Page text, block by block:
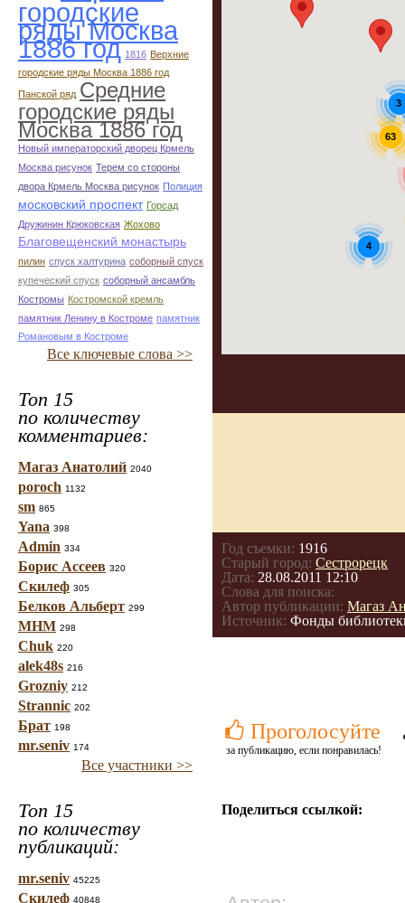
городские
ряды Москва
1886 год 1816 Верхние
городские ряды Москва 1886 год
Панской ряд Средние
городские ряды
Москва 1886 год
Новый императорский дворец Крмель
Москва рисунок Терем со стороны
двора Крмель Москва рисунок Полиция
московский проспект Горсад
Дружинин Крюковская Жохово
Благовещенский монастырь
пилин спуск халтурина соборный спуск
купеческий спуск соборный ансамбль
Костромы Костромской кремль
памятник Ленину в Костроме памятник
Романовым в Костроме
Все ключевые слова >>
Топ 15
по количеству
комментариев:
Магаз Анатолий 2040
poroch 1132
sm 865
Yana 398
Admin 334
Борис Ассеев 320
Скилеф 305
Белков Альберт 299
МНМ 298
Chuk 220
alek48s 216
Grozniy 212
Strannic 202
Брат 198
mr.seniv 174
Все участники >>
Топ 15
по количеству
публикаций:
mr.seniv 45225
Скилеф 40848
63
4
3
Год съемки: 1916
Старый город: Сестрорецк
Дата: 28.08.2011 12:10
Слова для поиска:
Автор публикации: Магаз
Источник: Фонды
Проголосуйте
за публикацию, если понравилась!
Поделиться ссылкой: